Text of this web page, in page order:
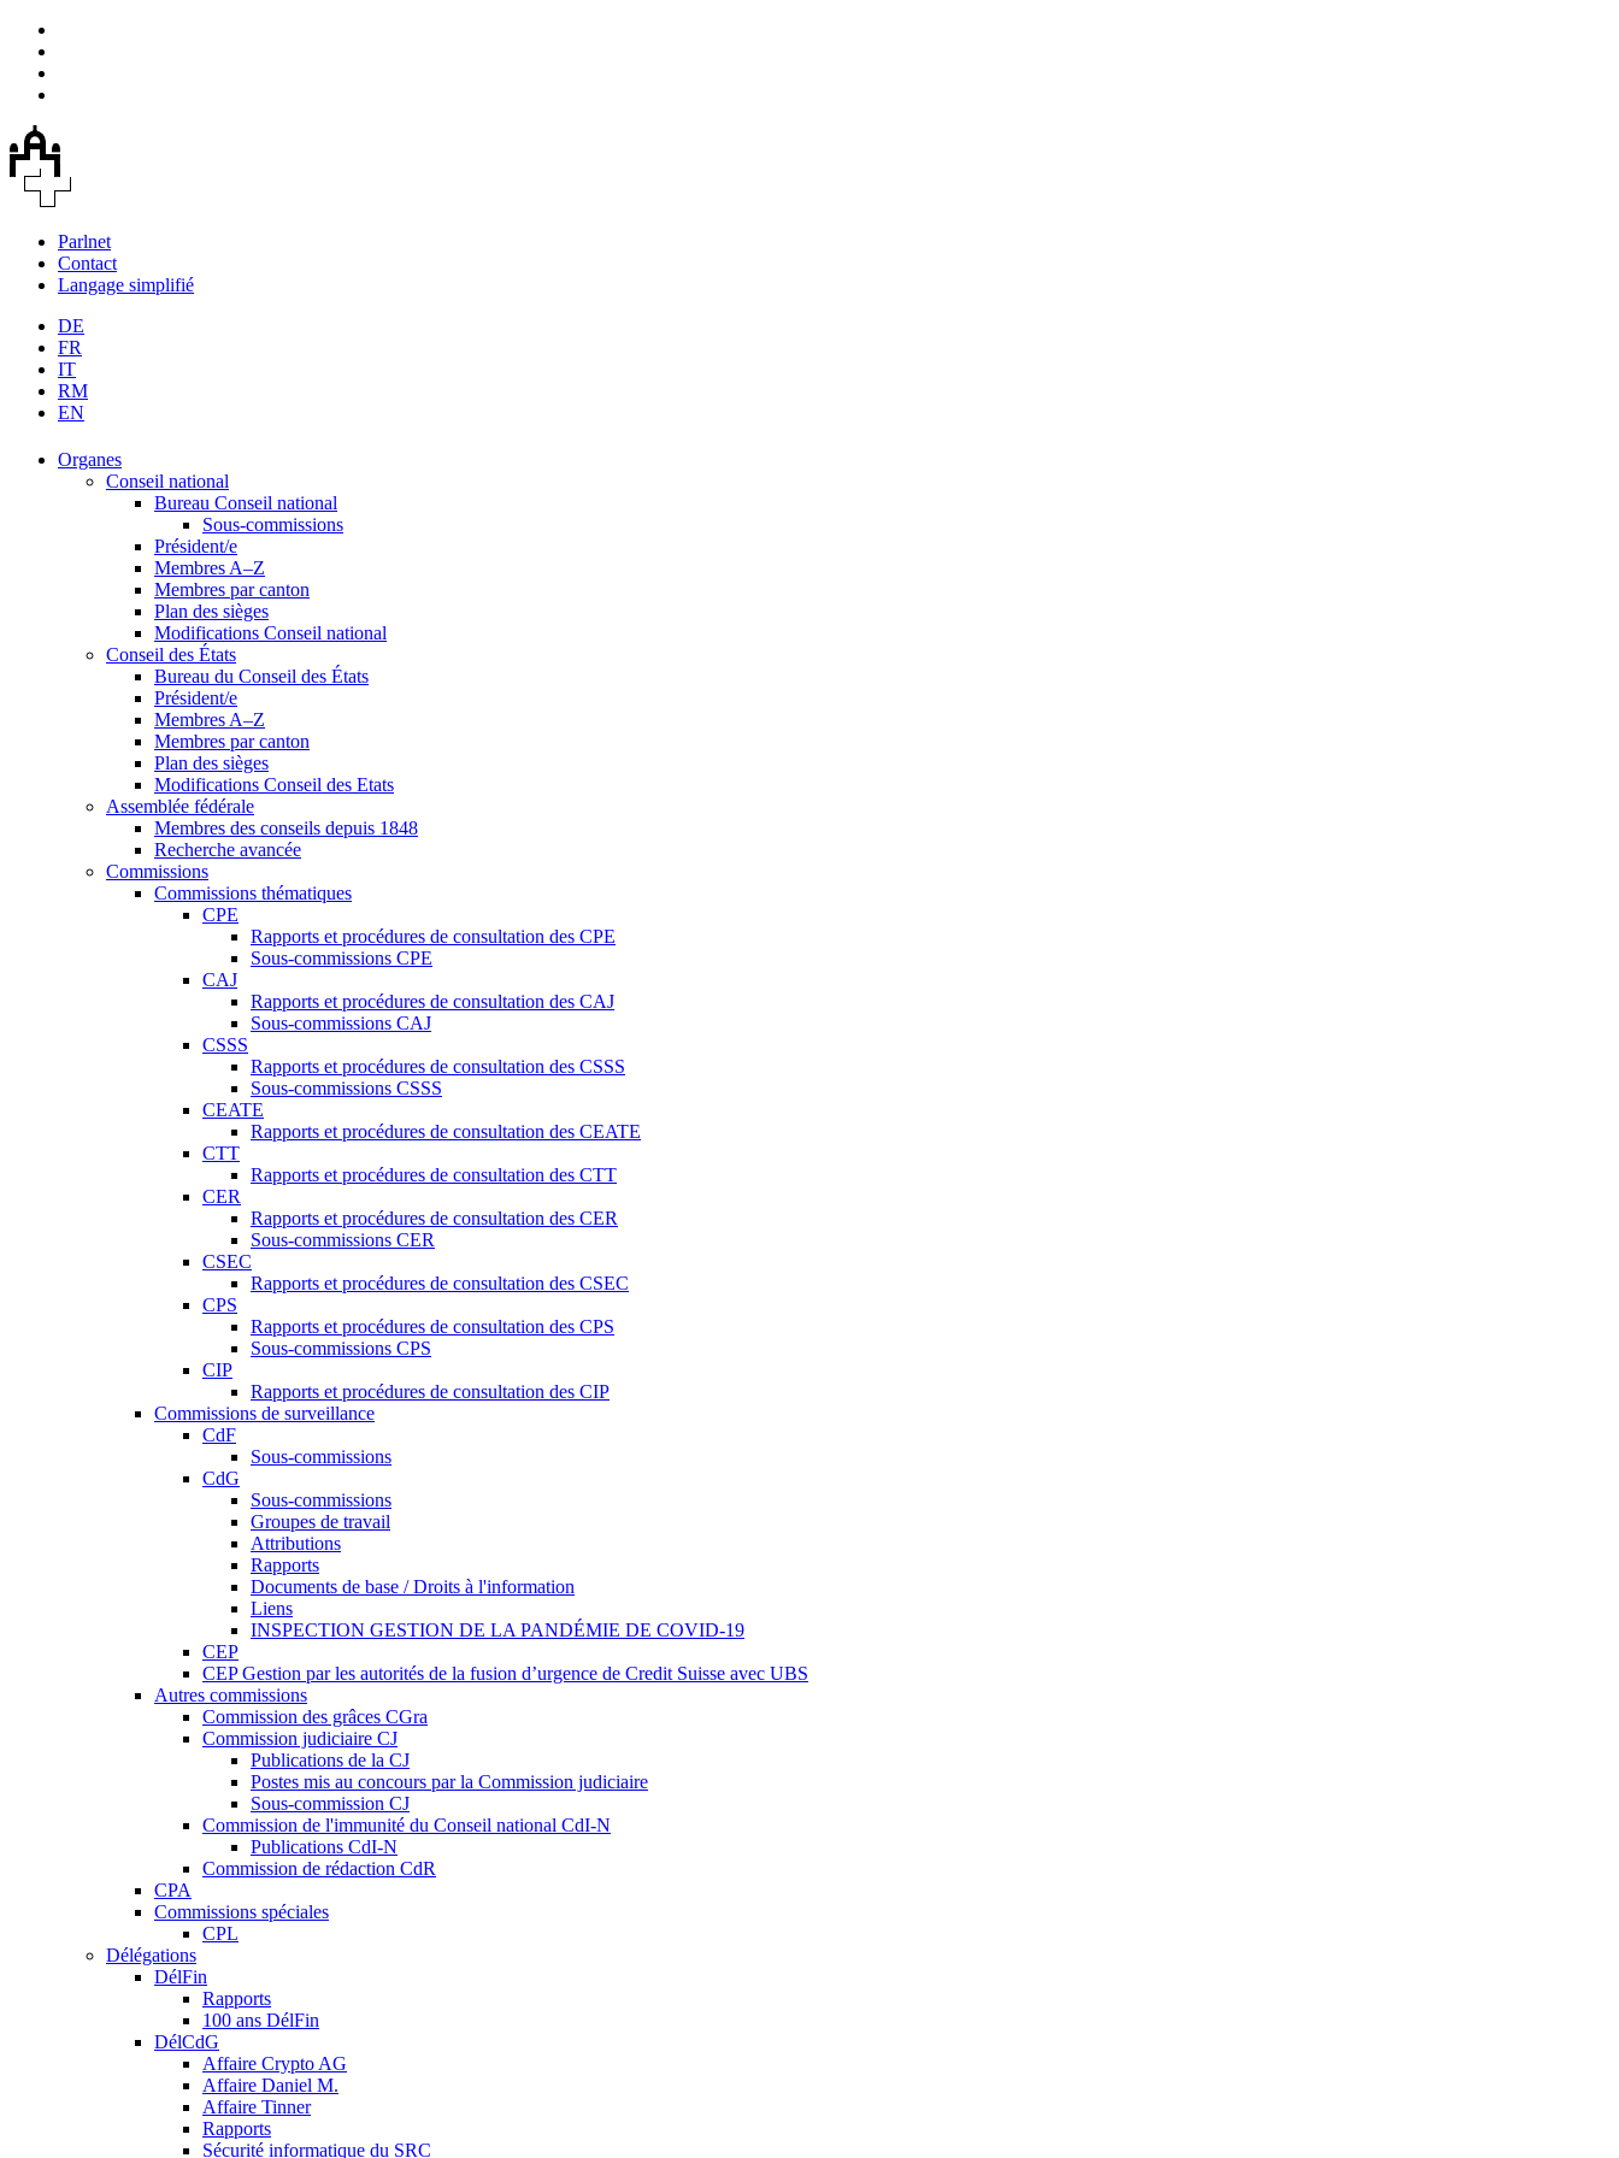
Parlnet
Contact
Langage simplifié
DE
FR
IT
RM
EN
Organes
Conseil national
Bureau Conseil national
Sous-commissions
Président/e
Membres A–Z
Membres par canton
Plan des sièges
Modifications Conseil national
Conseil des États
Bureau du Conseil des États
Président/e
Membres A–Z
Membres par canton
Plan des sièges
Modifications Conseil des Etats
Assemblée fédérale
Membres des conseils depuis 1848
Recherche avancée
Commissions
Commissions thématiques
CPE
Rapports et procédures de consultation des CPE
Sous-commissions CPE
CAJ
Rapports et procédures de consultation des CAJ
Sous-commissions CAJ
CSSS
Rapports et procédures de consultation des CSSS
Sous-commissions CSSS
CEATE
Rapports et procédures de consultation des CEATE
CTT
Rapports et procédures de consultation des CTT
CER
Rapports et procédures de consultation des CER
Sous-commissions CER
CSEC
Rapports et procédures de consultation des CSEC
CPS
Rapports et procédures de consultation des CPS
Sous-commissions CPS
CIP
Rapports et procédures de consultation des CIP
Commissions de surveillance
CdF
Sous-commissions
CdG
Sous-commissions
Groupes de travail
Attributions
Rapports
Documents de base / Droits à l'information
Liens
INSPECTION GESTION DE LA PANDÉMIE DE COVID-19
CEP
CEP Gestion par les autorités de la fusion d’urgence de Credit Suisse avec UBS
Autres commissions
Commission des grâces CGra
Commission judiciaire CJ
Publications de la CJ
Postes mis au concours par la Commission judiciaire
Sous-commission CJ
Commission de l'immunité du Conseil national CdI-N
Publications CdI-N
Commission de rédaction CdR
CPA
Commissions spéciales
CPL
Délégations
DélFin
Rapports
100 ans DélFin
DélCdG
Affaire Crypto AG
Affaire Daniel M.
Affaire Tinner
Rapports
Sécurité informatique du SRC